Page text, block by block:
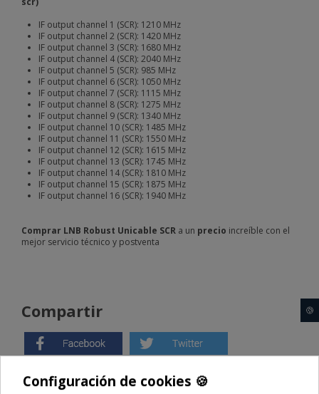
IF output channel 1 (SCR): 1210 MHz
IF output channel 2 (SCR): 1420 MHz
IF output channel 3 (SCR): 1680 MHz
IF output channel 4 (SCR): 2040 MHz
IF output channel 5 (SCR): 985 MHz
IF output channel 6 (SCR): 1050 MHz
IF output channel 7 (SCR): 1115 MHz
IF output channel 8 (SCR): 1275 MHz
IF output channel 9 (SCR): 1340 MHz
IF output channel 10 (SCR): 1485 MHz
IF output channel 11 (SCR): 1550 MHz
IF output channel 12 (SCR): 1615 MHz
IF output channel 13 (SCR): 1745 MHz
IF output channel 14 (SCR): 1810 MHz
IF output channel 15 (SCR): 1875 MHz
IF output channel 16 (SCR): 1940 MHz
Comprar LNB Robust Unicable SCR a un precio increíble con el
mejor servicio técnico y postventa
Compartir
Configuración de cookies 🍪
🍪